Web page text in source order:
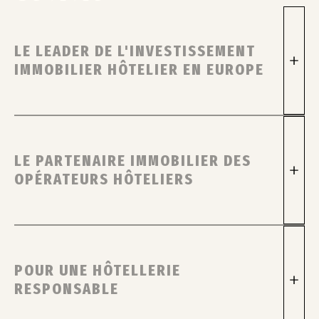
LE LEADER DE L'INVESTISSEMENT
IMMOBILIER HÔTELIER EN EUROPE
LE PARTENAIRE IMMOBILIER DES
OPÉRATEURS HÔTELIERS
POUR UNE HÔTELLERIE
RESPONSABLE